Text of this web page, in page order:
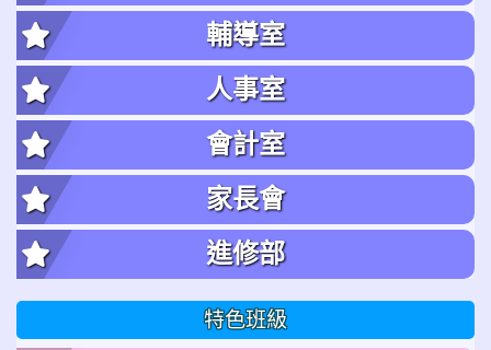
輔導室
人事室
會計室
家長會
進修部
特色班級